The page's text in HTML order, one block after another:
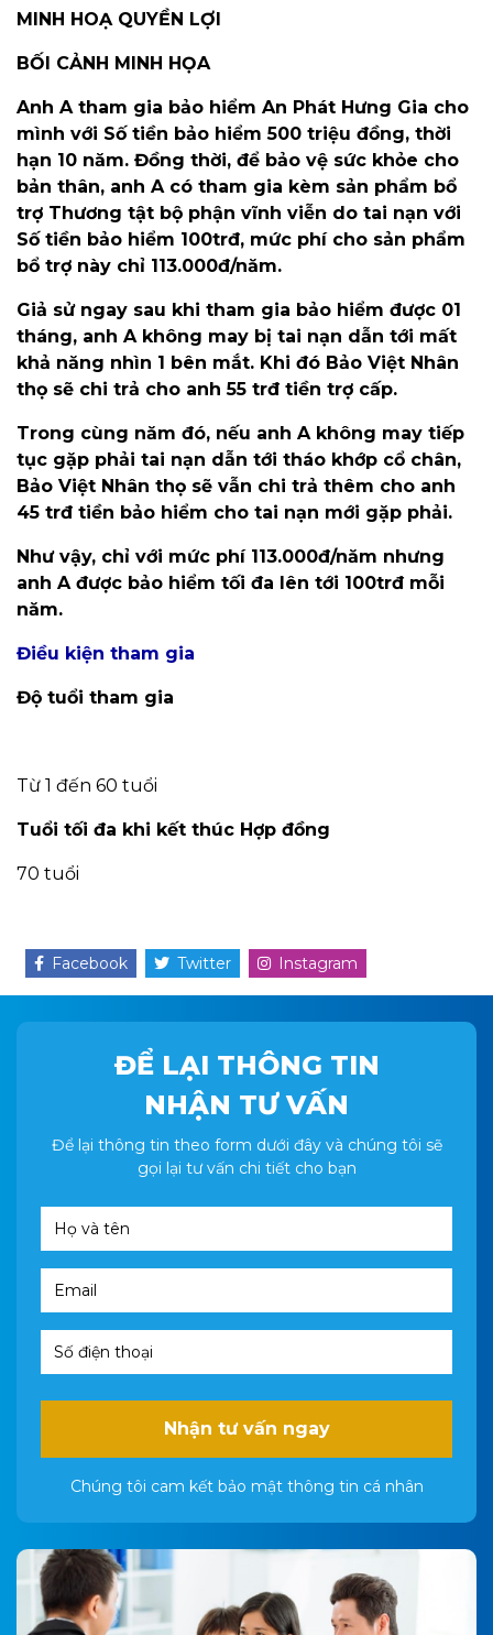
MINH HOẠ QUYỀN LỢI
BỐI CẢNH MINH HỌA
Anh A tham gia bảo hiểm An Phát Hưng Gia cho
mình với Số tiền bảo hiểm 500 triệu đồng, thời
hạn 10 năm. Đồng thời, để bảo vệ sức khỏe cho
bản thân, anh A có tham gia kèm sản phẩm bổ
trợ Thương tật bộ phận vĩnh viễn do tai nạn với
Số tiền bảo hiểm 100trđ, mức phí cho sản phẩm
bổ trợ này chỉ 113.000đ/năm.
Giả sử ngay sau khi tham gia bảo hiểm được 01
tháng, anh A không may bị tai nạn dẫn tới mất
khả năng nhìn 1 bên mắt. Khi đó Bảo Việt Nhân
thọ sẽ chi trả cho anh 55 trđ tiền trợ cấp.
Trong cùng năm đó, nếu anh A không may tiếp
tục gặp phải tai nạn dẫn tới tháo khớp cổ chân,
Bảo Việt Nhân thọ sẽ vẫn chi trả thêm cho anh
45 trđ tiền bảo hiểm cho tai nạn mới gặp phải.
Như vậy, chỉ với mức phí 113.000đ/năm nhưng
anh A được bảo hiểm tối đa lên tới 100trđ mỗi
năm.
Điều kiện tham gia
Độ tuổi tham gia
Từ 1 đến 60 tuổi
Tuổi tối đa khi kết thúc Hợp đồng
70 tuổi
Facebook Twitter Instagram
ĐỂ LẠI THÔNG TIN
NHẬN TƯ VẤN
Để lại thông tin theo form dưới đây và chúng tôi sẽ
gọi lại tư vấn chi tiết cho bạn
Nhận tư vấn ngay
Chúng tôi cam kết bảo mật thông tin cá nhân